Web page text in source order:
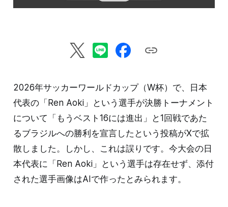
2026年サッカーワールドカップ（W杯）で、日本
代表の「Ren Aoki」という選手が決勝トーナメント
について「もうベスト16には進出」と1回戦であた
るブラジルへの勝利を宣言したという投稿がXで拡
散しました。しかし、これは誤りです。今大会の日
本代表に「Ren Aoki」という選手は存在せず、添付
された選手画像はAIで作ったとみられます。